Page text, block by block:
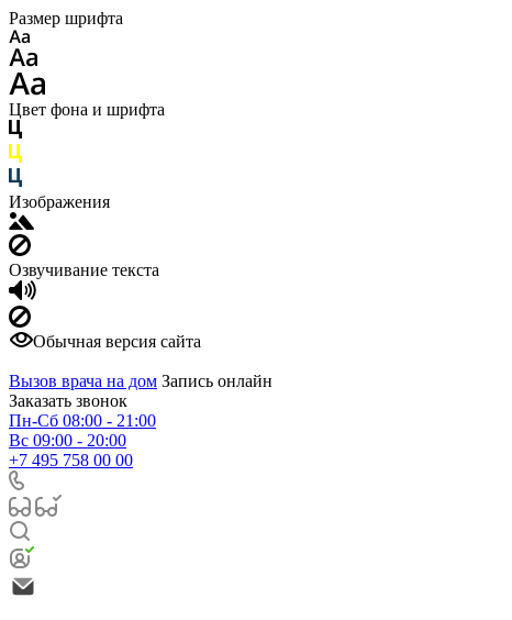
Размер шрифта
Цвет фона и шрифта
Изображения
Озвучивание текста
Обычная версия сайта
Вызов врача на дом Запись онлайн
Заказать звонок
Пн-Сб 08:00 - 21:00
Вс 09:00 - 20:00
+7 495 758 00 00